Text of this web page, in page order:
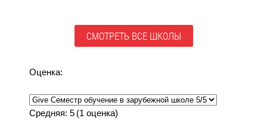
СМОТРЕТЬ ВСЕ ШКОЛЫ
Оценка:
Средняя: 5 (1 оценка)